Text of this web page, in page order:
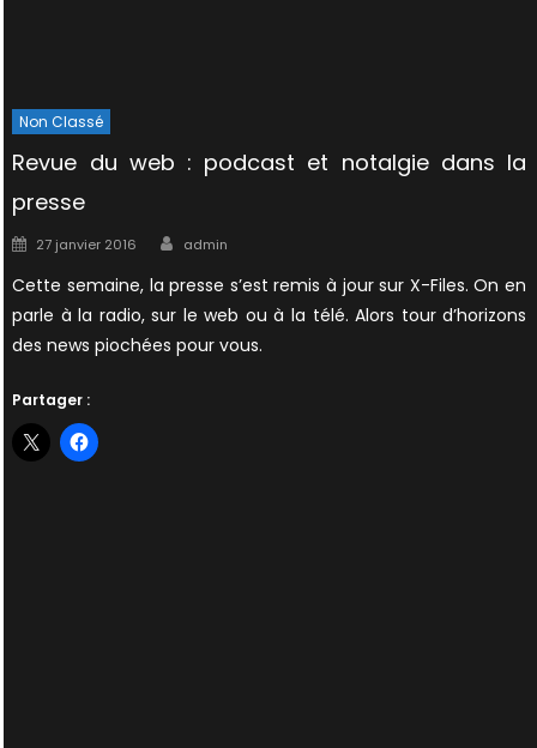
Non Classé
Revue du web : podcast et notalgie dans la
presse
Posted
27 janvier 2016 Author
admin
Cette semaine, la presse s’est remis à jour sur X-Files. On en
parle à la radio, sur le web ou à la télé. Alors tour d’horizons
des news piochées pour vous.
Partager :